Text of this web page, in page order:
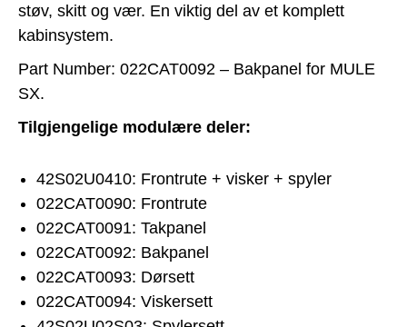
støv, skitt og vær. En viktig del av et komplett
kabinsystem.
Part Number: 022CAT0092 – Bakpanel for MULE
SX.
Tilgjengelige modulære deler:
42S02U0410: Frontrute + visker + spyler
022CAT0090: Frontrute
022CAT0091: Takpanel
022CAT0092: Bakpanel
022CAT0093: Dørsett
022CAT0094: Viskersett